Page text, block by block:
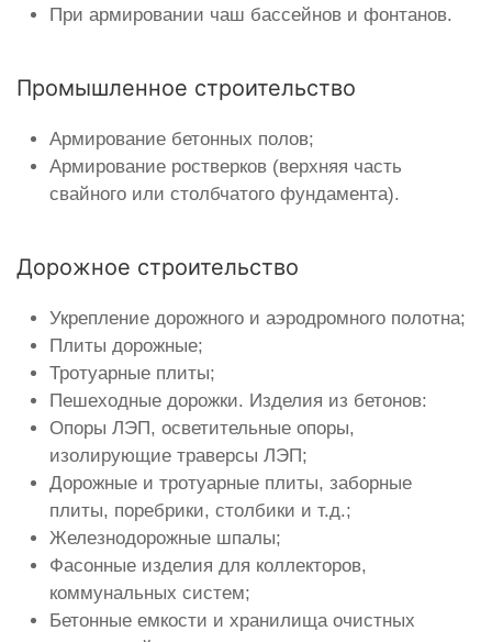
При армировании чаш бассейнов и фонтанов.
Промышленное строительство
Армирование бетонных полов;
Армирование ростверков (верхняя часть
свайного или столбчатого фундамента).
Дорожное строительство
Укрепление дорожного и аэродромного полотна;
Плиты дорожные;
Тротуарные плиты;
Пешеходные дорожки. Изделия из бетонов:
Опоры ЛЭП, осветительные опоры,
изолирующие траверсы ЛЭП;
Дорожные и тротуарные плиты, заборные
плиты, поребрики, столбики и т.д.;
Железнодорожные шпалы;
Фасонные изделия для коллекторов,
коммунальных систем;
Бетонные емкости и хранилища очистных